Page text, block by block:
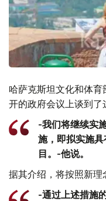
哈萨克斯坦文化和体育
开的政府会议上谈到了
-我们将继续实
施，即拟实施
目。-他说。
据其介绍，将按照新理
-通过上述措施